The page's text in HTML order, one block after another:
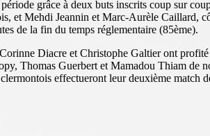
grâce à deux buts inscrits coup sur
et Mehdi Jeannin et Marc-Aurèle Caillard,
de la fin du temps réglementaire (85ème).
Diacre et Christophe Galtier ont
Thomas Guerbert et Mamadou Thiam
effectueront leur deuxième